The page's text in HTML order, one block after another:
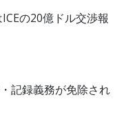
の20億ドル交渉報
記録義務が免除され